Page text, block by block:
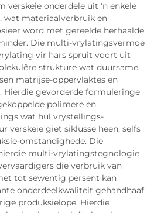
verskeie onderdele uit 'n enkele
wat materiaalverbruik en
word met gereelde herhaalde
Die multi-vrylatingsvermoë
vir hars spruit voort uit
strukture wat duursame,
matrijse-oppervlaktes en
Hierdie gevorderde formuleringe
polimere en
wat hul vrystellings-
verskeie giet siklusse heen, selfs
omstandighede. Die
multi-vrylatingstegnologie
die verbruik van
tot sewentig persent kan
onderdeelkwaliteit gehandhaaf
produksielope. Hierdie